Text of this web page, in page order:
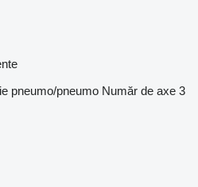
pneumo/pneumo Număr de axe 3